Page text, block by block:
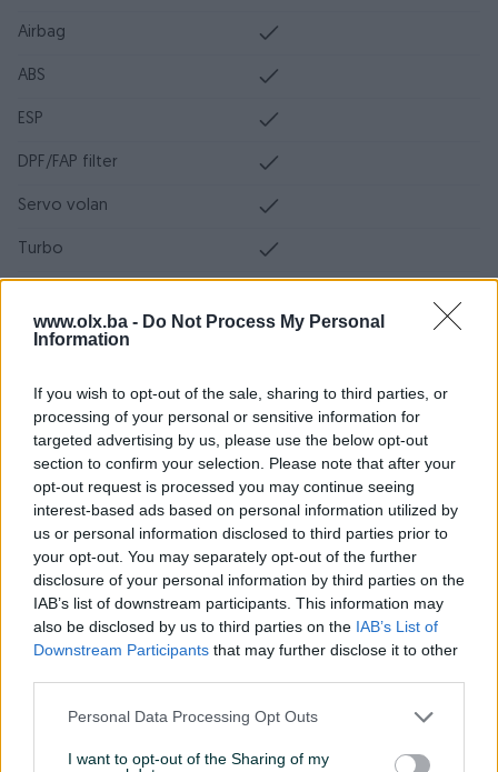
www.olx.ba - Do Not Process My Personal
Information
If you wish to opt-out of the sale, sharing to third parties, or
processing of your personal or sensitive information for
targeted advertising by us, please use the below opt-out
section to confirm your selection. Please note that after your
opt-out request is processed you may continue seeing
interest-based ads based on personal information utilized by
us or personal information disclosed to third parties prior to
your opt-out. You may separately opt-out of the further
disclosure of your personal information by third parties on the
IAB’s list of downstream participants. This information may
also be disclosed by us to third parties on the IAB’s List of
Downstream Participants that may further disclose it to other
Personal Data Processing Opt Outs
I want to opt-out of the Sharing of my
Airbag
ABS
ESP
DPF/FAP filter
Servo volan
Turbo
Datum objave 03.07.2025
Oprema
Klimatizacija Dvozonska
Muzika/ozvučenje
Vrsta enterijera Platno
Svjetla Xenon
Metalik